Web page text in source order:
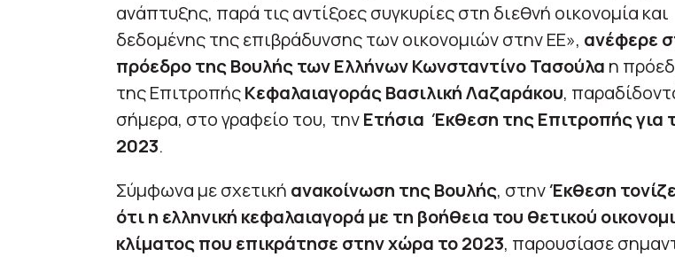
ανάπτυξης, παρά τις αντίξοες συγκυρίες στη διεθνή οικονομία και
δεδομένης της επιβράδυνσης των οικονομιών στην ΕΕ», ανέφερε
πρόεδρο της Βουλής των Ελλήνων Κωνσταντίνο Τασούλα η
της ΕπιτροπήςΚεφαλαιαγοράς Βασιλική Λαζαράκου,
σήμερα, στο γραφείο του, τηνΕτήσια Έκθεση της Επιτροπής για
2023.
Σύμφωνα με σχετική ανακοίνωση της Βουλής, στηνΈκθεση
ότι η ελληνική κεφαλαιαγορά με τη βοήθεια του θετικού
κλίματος που επικράτησε στην χώρα το 2023, παρουσίασε